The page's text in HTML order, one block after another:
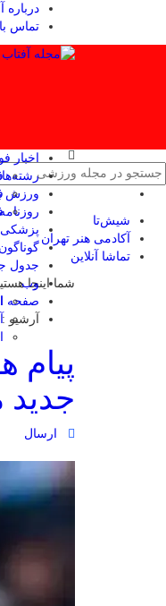
تماس
اخبار
ورزش
گوناگون
جدول
وب
شیش‌تا
آکادمی هنر تهران
تماشا آنلاین
شما اینجا
صفحه
آرشیو
پیام
ارسال